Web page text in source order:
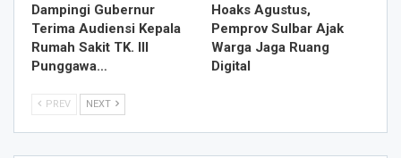
Dampingi Gubernur
Terima Audiensi Kepala
Rumah Sakit TK. III
Punggawa…
Hoaks Agustus,
Pemprov Sulbar Ajak
Warga Jaga Ruang
Digital
PREV NEXT